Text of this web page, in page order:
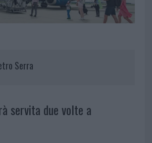
Serra
servita due volte a